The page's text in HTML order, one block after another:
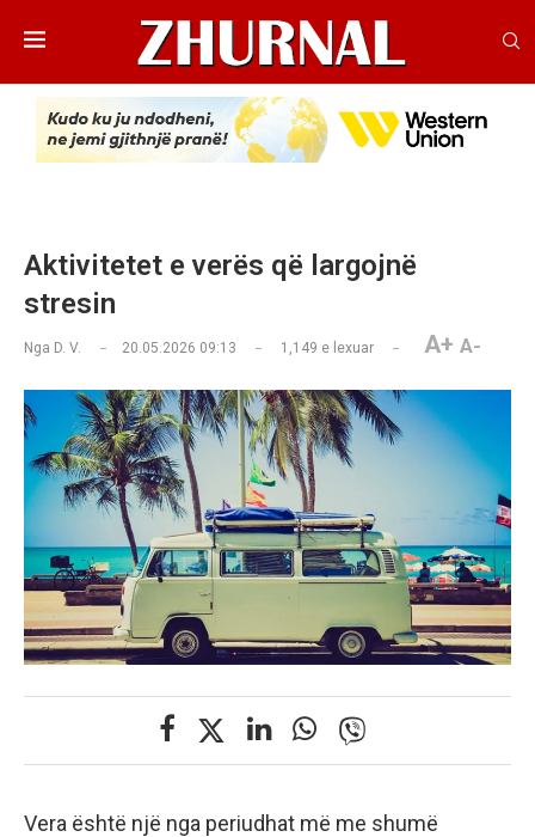
Aktivitetet e verës që largojnë
stresin
Nga D. V. 20.05.2026 09:13 1,149 e lexuar A+ A-
Vera është një nga periudhat më me shumë